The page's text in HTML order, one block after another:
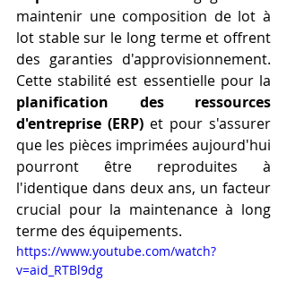
maintenir une composition de lot à
lot stable sur le long terme et offrent
des garanties d'approvisionnement.
planification des ressources
d'entreprise (ERP) et pour s'assurer
que les pièces imprimées aujourd'hui
pourront être reproduites à
l'identique dans deux ans, un facteur
crucial pour la maintenance à long
terme des équipements.
https://www.youtube.com/watch?
v=aid_RTBl9dg